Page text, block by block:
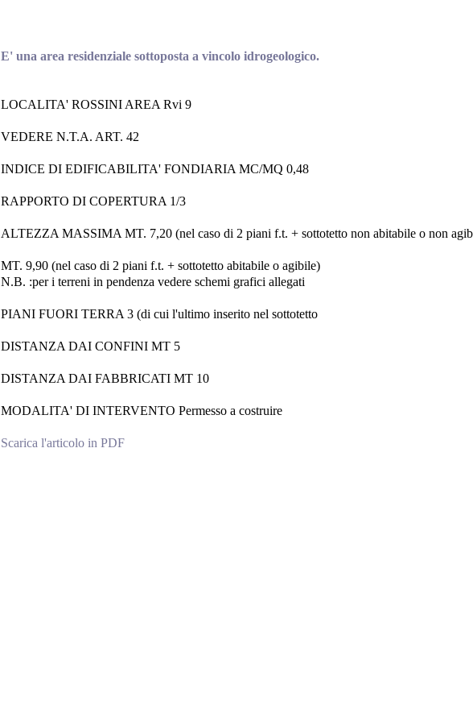
E' una area residenziale sottoposta a vincolo idrogeologico.
LOCALITA' ROSSINI AREA Rvi 9
VEDERE N.T.A. ART. 42
INDICE DI EDIFICABILITA' FONDIARIA MC/MQ 0,48
RAPPORTO DI COPERTURA 1/3
ALTEZZA MASSIMA MT. 7,20 (nel caso di 2 piani f.t. + sottotetto non abitabile o non
MT. 9,90 (nel caso di 2 piani f.t. + sottotetto abitabile o agibile)
N.B. :per i terreni in pendenza vedere schemi grafici allegati
PIANI FUORI TERRA 3 (di cui l'ultimo inserito nel sottotetto
DISTANZA DAI CONFINI MT 5
DISTANZA DAI FABBRICATI MT 10
MODALITA' DI INTERVENTO Permesso a costruire
Scarica l'articolo in PDF